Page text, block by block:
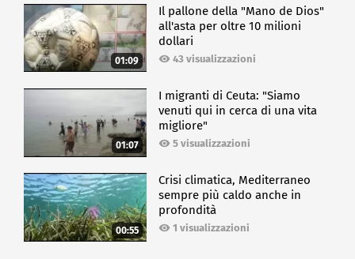
01:09
Il pallone della "Mano de Dios"
all'asta per oltre 10 milioni
dollari
43 visualizzazioni
01:07
I migranti di Ceuta: "Siamo
venuti qui in cerca di una vita
migliore"
5 visualizzazioni
00:55
Crisi climatica, Mediterraneo
sempre più caldo anche in
profondità
1 visualizzazioni